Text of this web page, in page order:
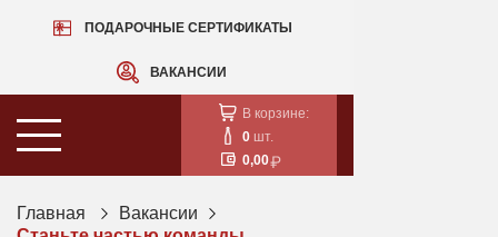
ПОДАРОЧНЫЕ СЕРТИФИКАТЫ
ВАКАНСИИ
В корзине:
0 шт.
0,00
Главная
Вакансии